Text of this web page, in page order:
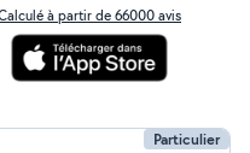
à partir de 66000 avis
Particulier